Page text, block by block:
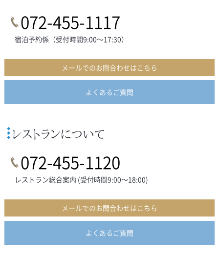
072-455-1117
宿泊予約係（受付時間9:00～17:30）
メールでのお問合わせはこちら
よくあるご質問
レストランについて
072-455-1120
レストラン総合案内 (受付時間9:00～18:00)
メールでのお問合わせはこちら
よくあるご質問